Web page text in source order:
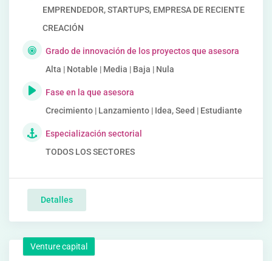
EMPRENDEDOR, STARTUPS, EMPRESA DE RECIENTE
CREACIÓN
Grado de innovación de los proyectos que asesora
Alta | Notable | Media | Baja | Nula
Fase en la que asesora
Crecimiento | Lanzamiento | Idea, Seed | Estudiante
Especialización sectorial
TODOS LOS SECTORES
Detalles
Venture capital